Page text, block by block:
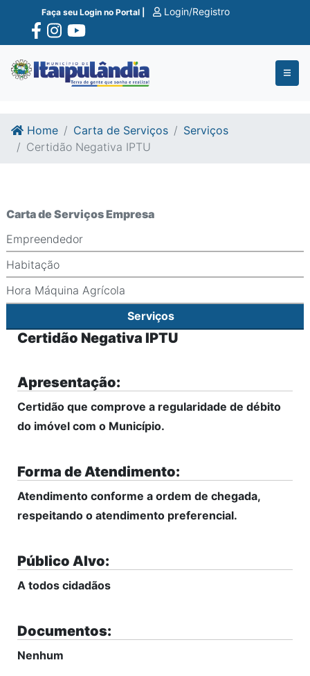
Ir para o conte�do
Ir para o fim do conte�do
Faça seu Login no Portal | Login/Registro
Home Carta de Serviços
Serviços
Certidão Negativa IPTU
Carta de Serviços Empresa
Empreendedor
Habitação
Hora Máquina Agrícola
Serviços
Certidão Negativa IPTU
Apresentação:
Certidão que comprove a regularidade de débito
do imóvel com o Município.
Forma de Atendimento:
Atendimento conforme a ordem de chegada,
respeitando o atendimento preferencial.
Público Alvo:
A todos cidadãos
Documentos:
Nenhum